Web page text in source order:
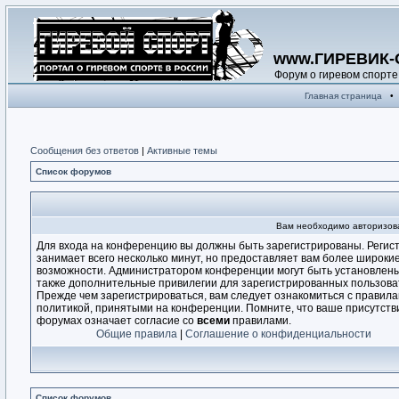
Форум о гиревом спорте
Главная страница •
Сообщения без ответов | Активные темы
Список форумов
Вам необходимо
Для входа на конференцию вы должны быть зарегистрированы.
занимает всего несколько минут, но предоставляет вам более
возможности. Администратором конференции могут быть
также дополнительные привилегии для зарегистрированных
Прежде чем зарегистрироваться, вам следует ознакомиться с
политикой, принятыми на конференции. Помните, что ваше
форумах означает согласие со всеми правилами.
Общие правила
Соглашение о конфиденциальности